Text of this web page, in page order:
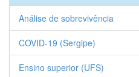
Análise de sobrevivência
COVID-19 (Sergipe)
Ensino superior (UFS)